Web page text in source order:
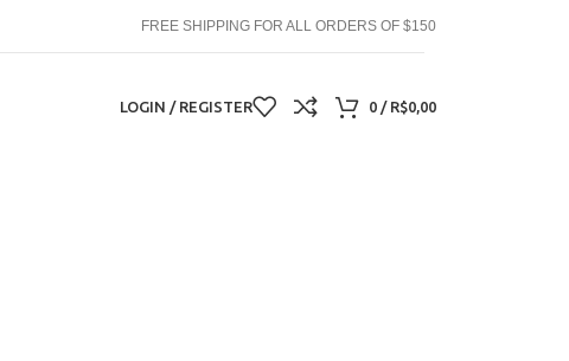
FREE SHIPPING FOR ALL ORDERS OF $150
LOGIN / REGISTER 0 / R$0,00